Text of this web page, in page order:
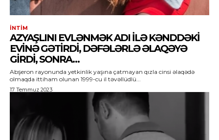
İNTIM
AZYAŞLINI EVLƏNMƏK ADI ILƏ KƏNDDƏKI
EVINƏ GƏTIRDI, DƏFƏLƏRLƏ ƏLAQƏYƏ
GIRDI, SONRA…
Abşeron rayonunda yetkinlik yaşına çatmayan qızla cinsi əlaqədə
olmaqda ittiham olunan 1999-cu il təvəllüdlü...
17 Temmuz 2023